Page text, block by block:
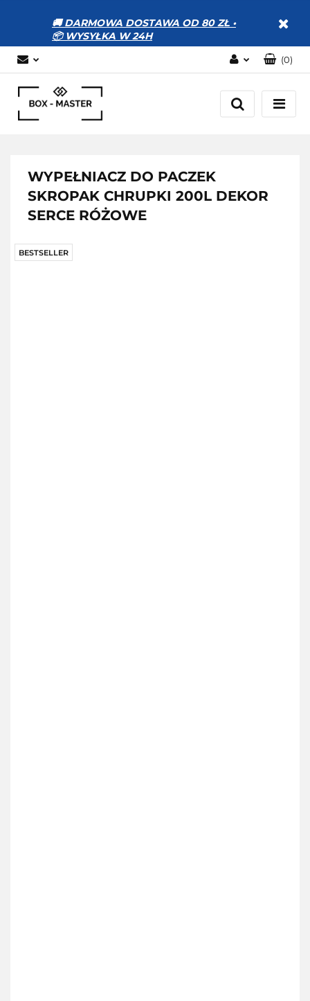
🚚 DARMOWA DOSTAWA OD 80 ZŁ •
📦 WYSYŁKA W 24H
Zaloguj się
Zarejestruj się
(0)
WYPEŁNIACZ DO PACZEK
SKROPAK CHRUPKI 200L DEKOR
SERCE RÓŻOWE
BESTSELLER